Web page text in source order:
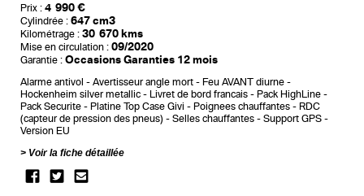
Prix : 4 990 €
Cylindrée : 647 cm3
Kilométrage : 30 670 kms
Mise en circulation : 09/2020
Garantie : Occasions Garanties 12 mois
Alarme antivol Avertisseur angle mort
Feu AVANT diurne
Hockenheim silver metallic
Livret de bord francais
Pack HighLine
Pack Securite
Platine Top Case Givi Poignees chauffantes
RDC
(capteur de pression des pneus)
Selles chauffantes
Support GPS
Version EU
Voir la fiche détaillée